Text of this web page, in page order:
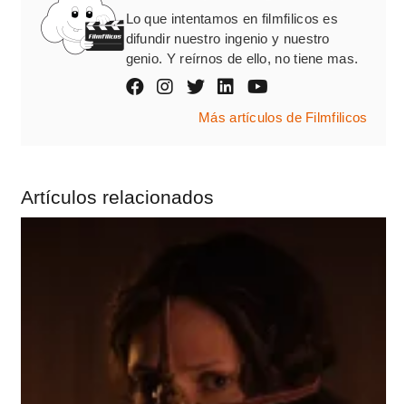
Lo que intentamos en filmfilicos es
difundir nuestro ingenio y nuestro
genio. Y reírnos de ello, no tiene mas.
Más artículos de Filmfilicos
Artículos relacionados